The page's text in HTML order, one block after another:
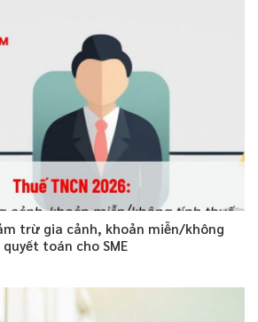
trừ gia cảnh, khoản miễn/không
toán cho SME